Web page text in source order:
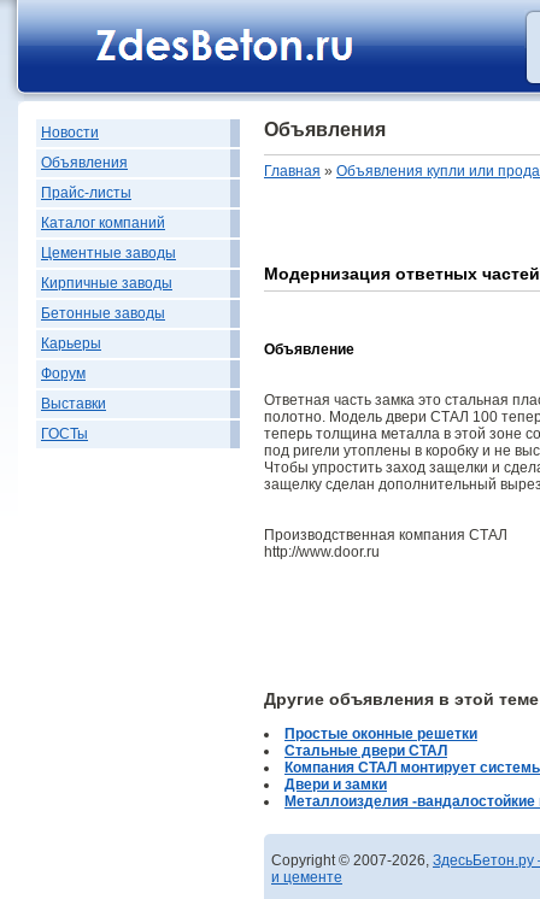
Новости
Объявления
Прайс-листы
Каталог компаний
Цементные заводы
Кирпичные заводы
Бетонные заводы
Карьеры
Форум
Выставки
ГОСТы
Объявления
Главная » Объявления купли или
Модернизация ответных
Объявление
Ответная часть замка это стальная
полотно. Модель двери СТАЛ 100
теперь толщина металла в этой зоне
под ригели утоплены в коробку и не
Чтобы упростить заход защелки и
защелку сделан дополнительный
Производственная компания СТАЛ
http://www.door.ru
Другие объявления в этой теме
Простые оконные решетки
Стальные двери СТАЛ
Компания СТАЛ монтирует
Двери и замки
Металлоизделия -
Copyright © 2007-2026,
и цементе